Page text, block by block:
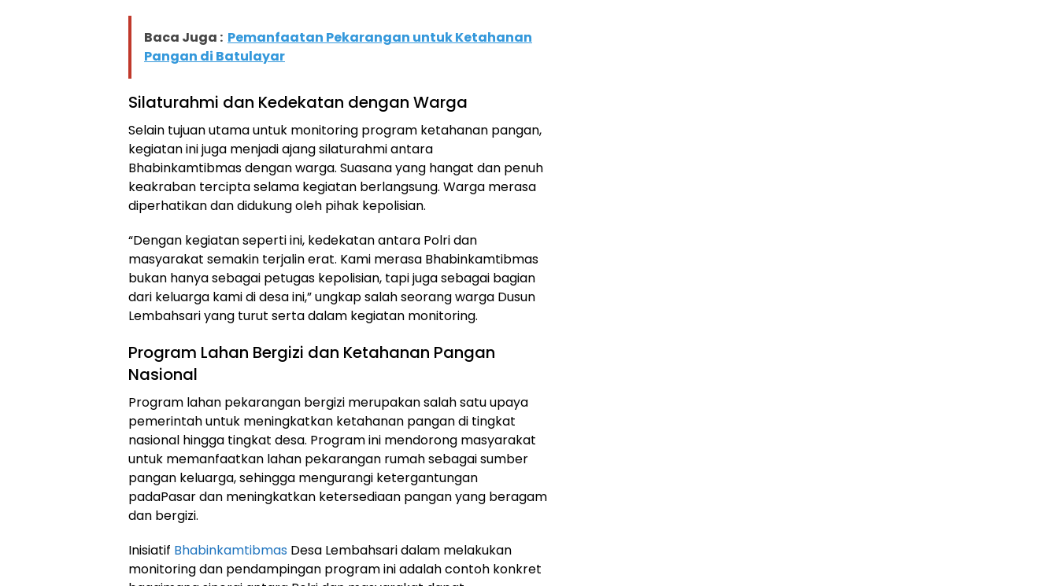
Baca Juga : Pemanfaatan Pekarangan untuk Ketahanan
Pangan di Batulayar
Silaturahmi dan Kedekatan dengan Warga
Selain tujuan utama untuk monitoring program ketahanan pangan,
kegiatan ini juga menjadi ajang silaturahmi antara
Bhabinkamtibmas dengan warga. Suasana yang hangat dan penuh
keakraban tercipta selama kegiatan berlangsung. Warga merasa
diperhatikan dan didukung oleh pihak kepolisian.
“Dengan kegiatan seperti ini, kedekatan antara Polri dan
masyarakat semakin terjalin erat. Kami merasa Bhabinkamtibmas
bukan hanya sebagai petugas kepolisian, tapi juga sebagai bagian
dari keluarga kami di desa ini,” ungkap salah seorang warga Dusun
Lembahsari yang turut serta dalam kegiatan monitoring.
Program Lahan Bergizi dan Ketahanan Pangan
Nasional
Program lahan pekarangan bergizi merupakan salah satu upaya
pemerintah untuk meningkatkan ketahanan pangan di tingkat
nasional hingga tingkat desa. Program ini mendorong masyarakat
untuk memanfaatkan lahan pekarangan rumah sebagai sumber
pangan keluarga, sehingga mengurangi ketergantungan
padaPasar dan meningkatkan ketersediaan pangan yang beragam
dan bergizi.
Inisiatif Bhabinkamtibmas Desa Lembahsari dalam melakukan
monitoring dan pendampingan program ini adalah contoh konkret